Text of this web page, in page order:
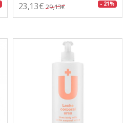
23,13€ 29,13€ - 21%